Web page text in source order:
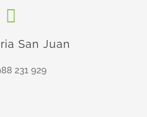
San Juan
231 929